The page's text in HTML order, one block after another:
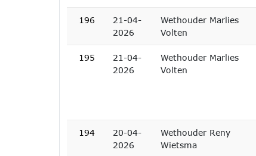
196
21-04-
2026
Wethouder Marlies
Volten
195
21-04-
2026
Wethouder Marlies
Volten
194
20-04-
2026
Wethouder Reny
Wietsma